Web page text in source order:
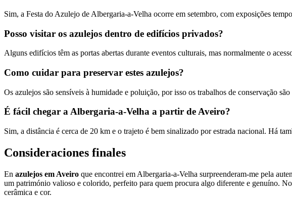
Sim, a Festa do Azulejo de Albergaria-a-Velha ocorre em setembro, com exposições
Posso visitar os azulejos dentro de edifícios privados?
Alguns edifícios têm as portas abertas durante eventos culturais, mas normalmente o
Como cuidar para preservar estes azulejos?
Os azulejos são sensíveis à humidade e poluição, por isso os trabalhos de conservação
É fácil chegar a Albergaria-a-Velha a partir de Aveiro?
Sim, a distância é cerca de 20 km e o trajeto é bem sinalizado por estrada nacional. Há
Consideraciones finales
En azulejos em Aveiro que encontrei em Albergaria-a-Velha surpreenderam-me pela
um património valioso e colorido, perfeito para quem procura algo diferente e genuíno.
cerâmica e cor.